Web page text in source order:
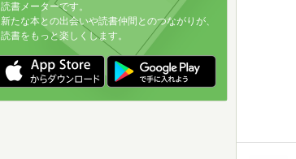
読書メーターです。
新たな本との出会いや読書仲間とのつながりが、
読書をもっと楽しくします。